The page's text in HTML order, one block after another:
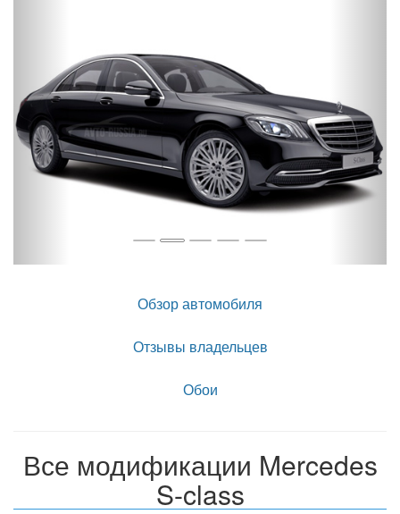
Обзор автомобиля
Отзывы владельцев
Обои
Все модификации Mercedes
S-class